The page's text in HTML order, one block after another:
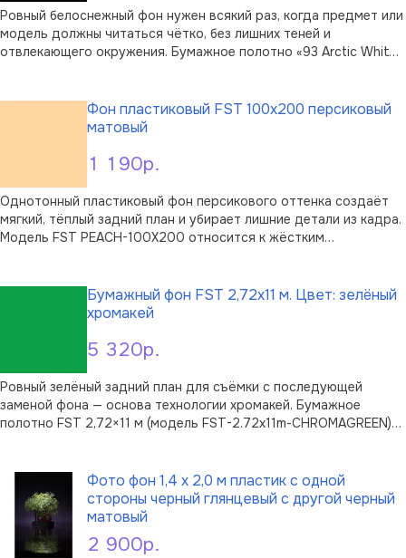
Ровный белоснежный фон нужен всякий раз, когда предмет или
модель должны читаться чётко, без лишних теней и
отвлекающего окружения. Бумажное полотно «93 Arctic White»
съёмки.Полотно ширин …
1 190р.
Фон пластиковый FST 100х200 персиковый
матовый
Однотонный пластиковый фон персикового оттенка создаёт
мягкий, тёплый задний план и убирает лишние детали из кадра.
Модель FST PEACH-100X200 относится к жёстким
складок и заломов.Персико …
5 320р.
Бумажный фон FST 2,72х11 м. Цвет: зелёный
хромакей
Ровный зелёный задний план для съёмки с последующей
заменой фона — основа технологии хромакей. Бумажное
полотно FST 2,72×11 м (модель FST-2.72х11m-CHROMAGREEN)
цифрового фона в видео и фото.Полотно в …
2 900р.
Фото фон 1,4 х 2,0 м пластик с одной
стороны черный глянцевый с другой черный
матовый